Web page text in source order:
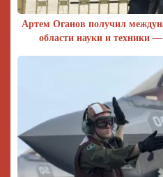
Артем Оганов получил
области науки и техники